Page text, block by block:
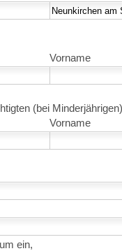
Vorname
(bei
Vorname
ein,